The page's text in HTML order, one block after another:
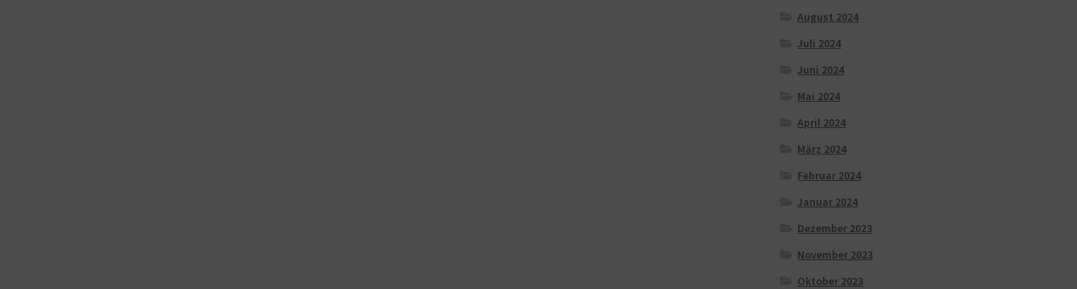
August 2024
Juli 2024
Juni 2024
Mai 2024
April 2024
März 2024
Februar 2024
Januar 2024
Dezember 2023
November 2023
Oktober 2023